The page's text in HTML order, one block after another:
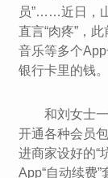
员”……近日，
直言“肉疼”，
音乐等多个
银行卡里的钱。
和刘女士
开通各种会员
进商家设好的“
App“自动续费